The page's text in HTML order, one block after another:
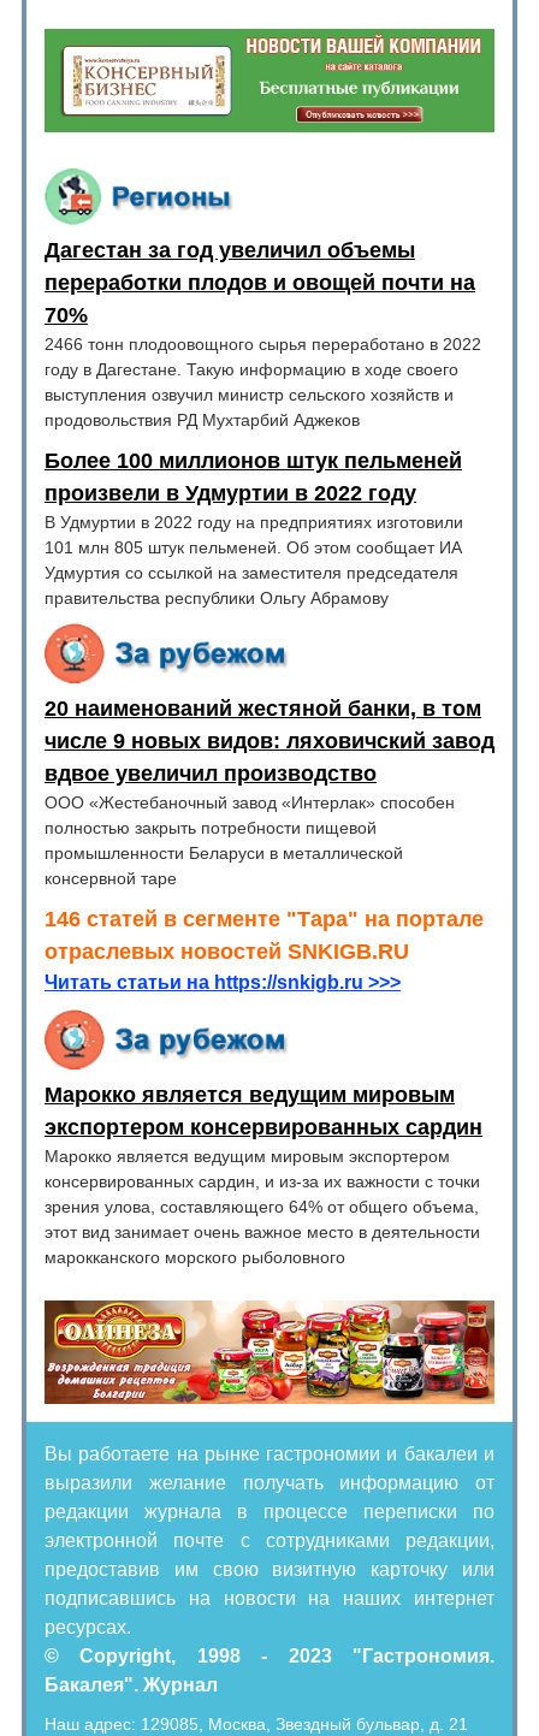
Дагестан за год увеличил объемы
переработки плодов и овощей почти на
70%
2466 тонн плодоовощного сырья переработано в 2022
году в Дагестане. Такую информацию в ходе своего
выступления озвучил министр сельского хозяйств и
продовольствия РД Мухтарбий Аджеков
Более 100 миллионов штук пельменей
произвели в Удмуртии в 2022 году
В Удмуртии в 2022 году на предприятиях изготовили
101 млн 805 штук пельменей. Об этом сообщает ИА
Удмуртия со ссылкой на заместителя председателя
правительства республики Ольгу Абрамову
20 наименований жестяной банки, в том
числе 9 новых видов: ляховичский завод
вдвое увеличил производство
ООО «Жестебаночный завод «Интерлак» способен
полностью закрыть потребности пищевой
промышленности Беларуси в металлической
консервной таре
146 статей в сегменте "Тара" на портале
отраслевых новостей SNKIGB.RU
Читать статьи на https://snkigb.ru >>>
Марокко является ведущим мировым
экспортером консервированных сардин
Марокко является ведущим мировым экспортером
консервированных сардин, и из-за их важности с точки
зрения улова, составляющего 64% от общего объема,
этот вид занимает очень важное место в деятельности
марокканского морского рыболовного
Вы работаете на рынке гастрономии и бакалеи и
выразили желание получать информацию от
редакции журнала в процессе переписки по
электронной почте с сотрудниками редакции,
предоставив им свою визитную карточку или
подписавшись на новости на наших интернет
ресурсах.
© Copyright, 1998 - 2023 "Гастрономия.
Бакалея". Журнал
Наш адрес: 129085, Москва, Звездный бульвар, д. 21